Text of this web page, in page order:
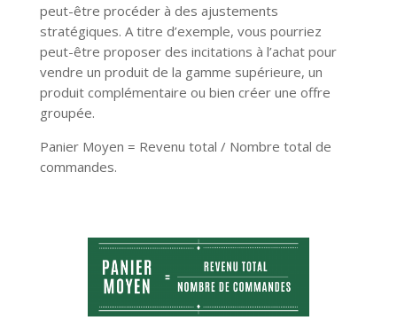
peut-être procéder à des ajustements
stratégiques. A titre d’exemple, vous pourriez
peut-être proposer des incitations à l’achat pour
vendre un produit de la gamme supérieure, un
produit complémentaire ou bien créer une offre
groupée.
Panier Moyen = Revenu total / Nombre total de
commandes.